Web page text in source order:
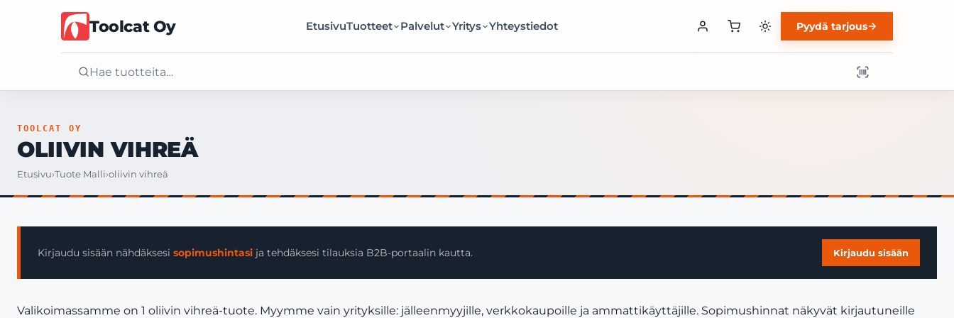
Toolcat Oy EtusivuTuotteet Palvelut Yritys Yhteystiedot Pyydä tarjous
Tuotteet
Yritys
TOOLCAT OY
OLIIVIN VIHREÄ
Etusivu›Tuote Malli›oliivin vihreä
Kirjaudu sisään nähdäksesi sopimushintasi ja tehdäksesi tilauksia B2B-portaalin kautta. Kirjaudu sisään
Valikoimassamme on 1 oliivin vihreä-tuote. Myymme vain yrityksille: jälleenmyyjille, verkkokaupoille ja ammattikäyttäjille. Sopimushinnat näkyvät kirjautuneille